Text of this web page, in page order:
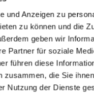
und Anzeigen zu
zu können und die
geben wir
Partner für soziale
führen diese
zusammen, die Sie
Nutzung der Dienste
Sternen